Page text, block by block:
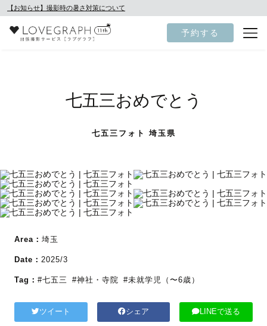
【お知らせ】撮影時の暑さ対策について
予約する
七五三おめでとう
七五三フォト 埼玉県
Area： 埼玉
Date： 2025/3
Tag： #七五三 #神社・寺院 #未就学児（〜6歳）
ツイート シェア LINEで送る